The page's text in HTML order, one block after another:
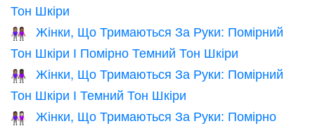
Тон Шкіри
👩🏽‍🤝‍👩🏾
Жінки, Що Тримаються За Руки: Помірний
Тон Шкіри І Помірно Темний Тон Шкіри
👩🏽‍🤝‍👩🏿
Жінки, Що Тримаються За Руки: Помірний
Тон Шкіри І Темний Тон Шкіри
👩🏾‍🤝‍👩🏻
Жінки, Що Тримаються За Руки: Помірно